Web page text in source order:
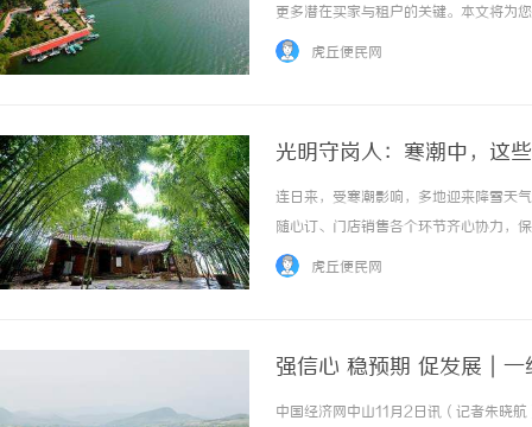
更多潜在买家与租户的关键。本文将为
一、精心设计网站版面首先，一个好的
虎丘便民网
光明守岗人：寒潮中，这
连日来，受寒潮影响，多地迎来降雪天
随心订、门店销售各个环节齐心协力
流进了人们心间。多措并举，确保奶牛
虎丘便民网
强信心 稳预期 促发展｜
中国经济网中山11月2日讯（记者朱晓